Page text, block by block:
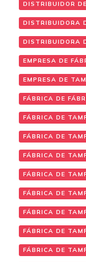
DISTRIBUIDOR
DISTRIBUIDORA
DISTRIBUIDORA
EMPRESA DE
EMPRESA DE
FÁBRICA DE
FÁBRICA DE
FÁBRICA DE
FÁBRICA DE
FÁBRICA DE
FÁBRICA DE
FÁBRICA DE
FÁBRICA DE
FÁBRICA DE